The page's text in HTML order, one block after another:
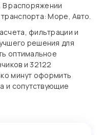
В распоряжении
Море, Авто.
фильтрации и
решения для
оптимальное
и 32122
минут оформить
и сопутствующие